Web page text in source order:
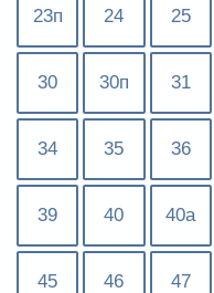
23п 24 25
30 30п 31
34 35 36
39 40 40а
45 46 47